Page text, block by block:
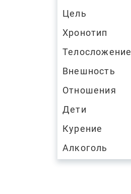
Цель
Хронотип
Телосложение
Внешность
Отношения
Дети
Курение
Алкоголь